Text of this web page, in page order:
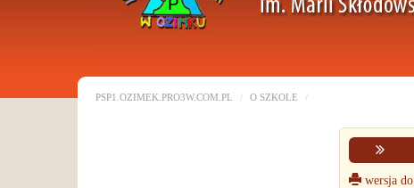
PSP1.OZIMEK.PRO3W.COM.PL O SZKOLE
wersja do